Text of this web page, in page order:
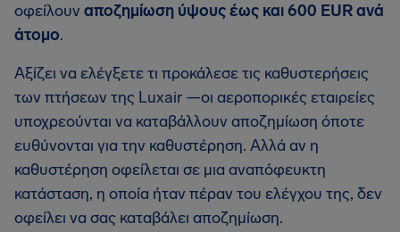
οφείλουναποζημίωση ύψους έως και 600 EUR ανά
άτομο.
Αξίζει να ελέγξετε τι προκάλεσε τις καθυστερήσεις
των πτήσεων της Luxair —οι αεροπορικές εταιρείες
υποχρεούνται να καταβάλλουν αποζημίωση όποτε
ευθύνονται για την καθυστέρηση. Αλλά αν η
καθυστέρηση οφείλεται σε μια αναπόφευκτη
κατάσταση, η οποία ήταν πέραν του ελέγχου της, δεν
οφείλει να σας καταβάλει αποζημίωση.